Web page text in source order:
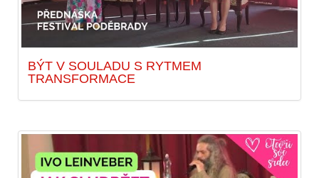
BÝT V SOULADU S RYTMEM
TRANSFORMACE